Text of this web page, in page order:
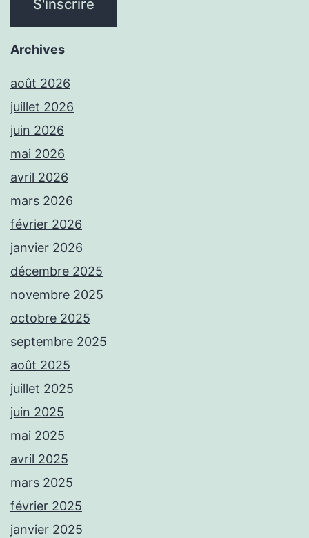
Archives
août 2026
juillet 2026
juin 2026
mai 2026
avril 2026
mars 2026
février 2026
janvier 2026
décembre 2025
novembre 2025
octobre 2025
septembre 2025
août 2025
juillet 2025
juin 2025
mai 2025
avril 2025
mars 2025
février 2025
janvier 2025